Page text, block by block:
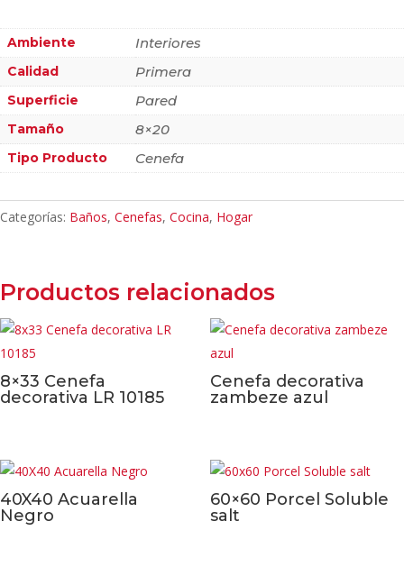
Ambiente Interiores
Calidad Primera
Superficie Pared
Tamaño 8×20
Tipo Producto Cenefa
Categorías: Baños, Cenefas, Cocina, Hogar
Productos relacionados
8×33 Cenefa
decorativa LR 10185
Cenefa decorativa
zambeze azul
40X40 Acuarella
Negro
60×60 Porcel Soluble
salt